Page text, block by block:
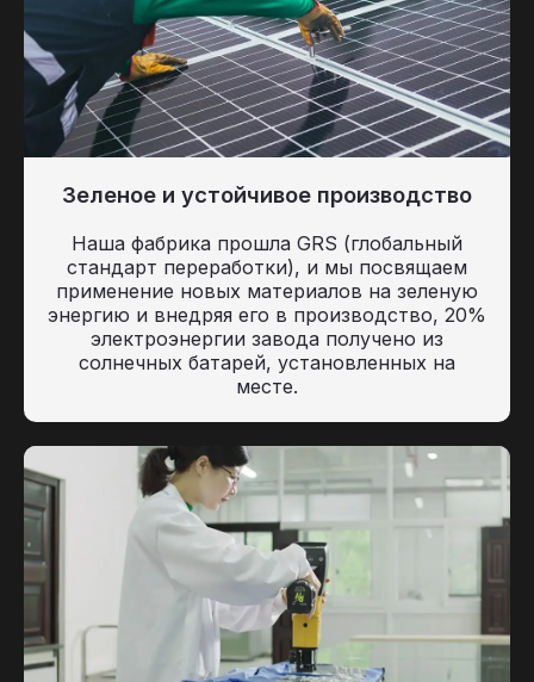
Зеленое и устойчивое производство
Наша фабрика прошла GRS (глобальный
стандарт переработки), и мы посвящаем
применение новых материалов на зеленую
энергию и внедряя его в производство, 20%
электроэнергии завода получено из
солнечных батарей, установленных на
месте.